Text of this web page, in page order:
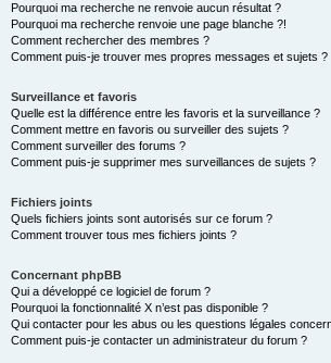
Pourquoi ma recherche ne renvoie aucun résultat ?
Pourquoi ma recherche renvoie une page blanche ?!
Comment rechercher des membres ?
Comment puis-je trouver mes propres messages et sujets ?
Surveillance et favoris
Quelle est la différence entre les favoris et la surveillance ?
Comment mettre en favoris ou surveiller des sujets ?
Comment surveiller des forums ?
Comment puis-je supprimer mes surveillances de sujets ?
Fichiers joints
Quels fichiers joints sont autorisés sur ce forum ?
Comment trouver tous mes fichiers joints ?
Concernant phpBB
Qui a développé ce logiciel de forum ?
Pourquoi la fonctionnalité X n’est pas disponible ?
Qui contacter pour les abus ou les questions légales
Comment puis-je contacter un administrateur du forum ?